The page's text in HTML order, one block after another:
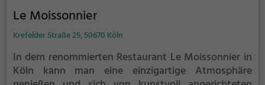
Le Moissonnier
Krefelder Straße 25, 50670 Köln
In dem renommierten Restaurant Le Moissonnier in
Köln kann man eine einzigartige Atmosphäre